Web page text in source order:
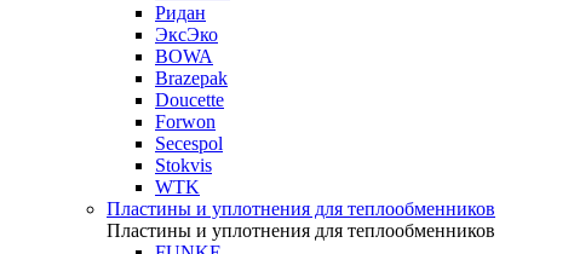
Ридан
ЭксЭко
BOWA
Brazepak
Doucette
Forwon
Secespol
Stokvis
WTK
Пластины и уплотнения для теплообменников
Пластины и уплотнения для теплообменников